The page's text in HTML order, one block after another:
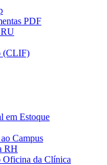
PDF
RU
(CLIF)
em Estoque
Campus
RH
Oficina da Clínica